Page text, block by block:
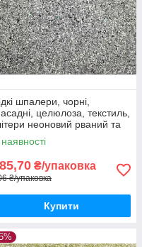
шпалери, чорні,
целюлоза, текстиль,
неоновий рваний та
крапка, ТМ "Макс-
Тип Ф/2
₴/упаковка
₴/упаковка
Купити